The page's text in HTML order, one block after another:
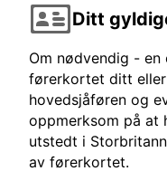
Ditt
Om nødvendig -
førerkortet ditt
hovedsjåføren og
oppmerksom på
utstedt i
av førerkortet.